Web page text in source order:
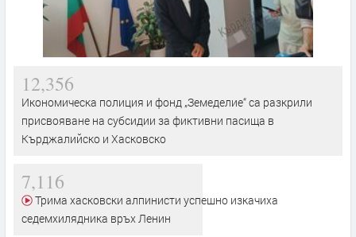
12,356
Икономическа полиция и фонд „Земеделие“ са разкрили
присвояване на субсидии за фиктивни пасища в
Кърджалийско и Хасковско
7,116
седемхилядника връх Ленин